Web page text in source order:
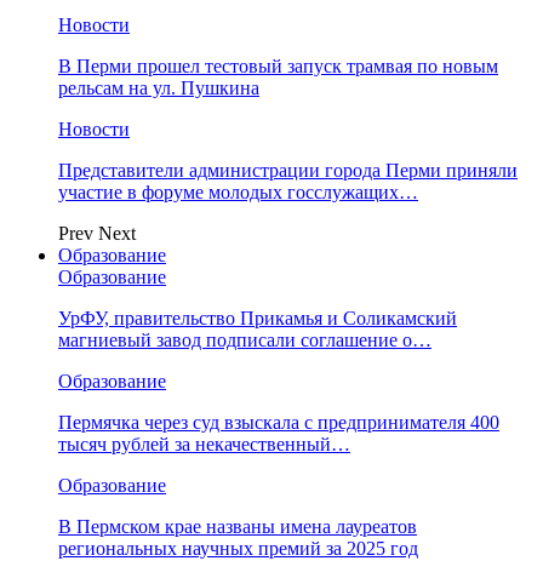
Новости
В Перми прошел тестовый запуск трамвая по новым
рельсам на ул. Пушкина
Новости
Представители администрации города Перми приняли
участие в форуме молодых госслужащих…
Prev Next
Образование
Образование
УрФУ, правительство Прикамья и Соликамский
магниевый завод подписали соглашение о…
Образование
Пермячка через суд взыскала с предпринимателя 400
тысяч рублей за некачественный…
Образование
В Пермском крае названы имена лауреатов
региональных научных премий за 2025 год